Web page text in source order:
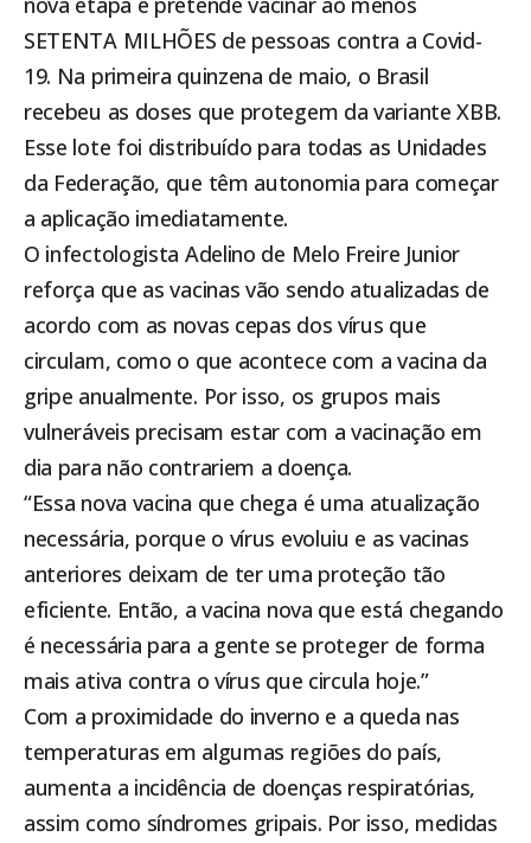
SETENTA MILHÕES de pessoas contra a Covid-
19. Na primeira quinzena de maio, o Brasil
recebeu as doses que protegem da variante XBB.
Esse lote foi distribuído para todas as Unidades
da Federação, que têm autonomia para começar
a aplicação imediatamente.
O infectologista Adelino de Melo Freire Junior
reforça que as vacinas vão sendo atualizadas de
acordo com as novas cepas dos vírus que
circulam, como o que acontece com a vacina da
gripe anualmente. Por isso, os grupos mais
vulneráveis precisam estar com a vacinação em
dia para não contrariem a doença.
“Essa nova vacina que chega é uma atualização
necessária, porque o vírus evoluiu e as vacinas
anteriores deixam de ter uma proteção tão
eficiente. Então, a vacina nova que está chegando
é necessária para a gente se proteger de forma
mais ativa contra o vírus que circula hoje.”
Com a proximidade do inverno e a queda nas
temperaturas em algumas regiões do país,
aumenta a incidência de doenças respiratórias,
assim como síndromes gripais. Por isso, medidas